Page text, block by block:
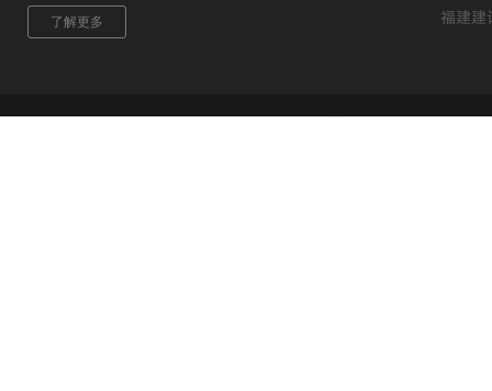
版权所有 ©福建升恒建设集团有限公司 未经许可 严禁复制
了解更多
福建